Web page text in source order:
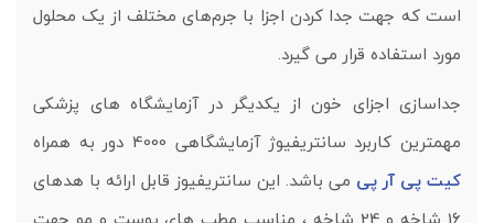
است که جهت جدا کردن اجزا با جرم‌های مختلف از یک محلول
مورد استفاده قرار می گیرد.
جداسازی اجزای خون از یکدیگر در آزمایشگاه های پزشکی
مهمترین کاربرد سانتریفیوژ آزمایشگاهی 4000 دور به همراه
کیت پی آر پی می باشد. این سانتریفیوز قابل ارائه با هدهای